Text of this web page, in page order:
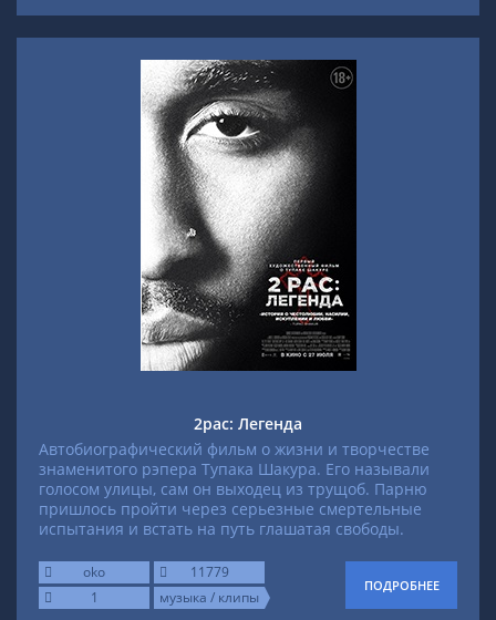
2pac: Легенда
Автобиографический фильм о жизни и творчестве
знаменитого рэпера Тупака Шакура. Его называли
голосом улицы, сам он выходец из трущоб. Парню
пришлось пройти через серьезные смертельные
испытания и встать на путь глашатая свободы.
oko
11779
1
музыка / клипы
ПОДРОБНЕЕ